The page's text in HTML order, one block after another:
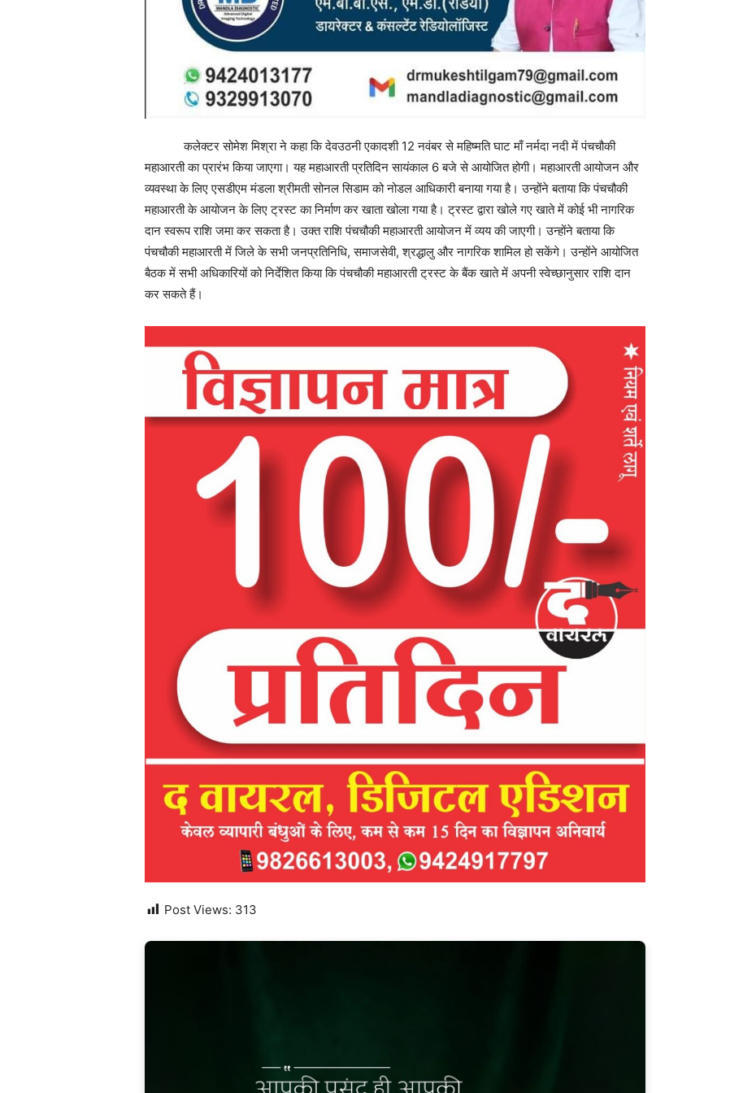
कलेक्टर सोमेश मिश्रा ने कहा कि देवउठनी एकादशी 12 नवंबर से महिष्मति घाट माँ नर्मदा नदी में पंचचौकी
महाआरती का प्रारंभ किया जाएगा। यह महाआरती प्रतिदिन सायंकाल 6 बजे से आयोजित होगी। महाआरती आयोजन और
व्यवस्था के लिए एसडीएम मंडला श्रीमती सोनल सिडाम को नोडल आधिकारी बनाया गया है। उन्होंने बताया कि पंचचौकी
महाआरती के आयोजन के लिए ट्रस्ट का निर्माण कर खाता खोला गया है। ट्रस्ट द्वारा खोले गए खाते में कोई भी नागरिक
दान स्वरूप राशि जमा कर सकता है। उक्त राशि पंचचौकी महाआरती आयोजन में व्यय की जाएगी। उन्होंने बताया कि
पंचचौकी महाआरती में जिले के सभी जनप्रतिनिधि, समाजसेवी, श्रद्धालु और नागरिक शामिल हो सकेंगे। उन्होंने आयोजित
बैठक में सभी अधिकारियों को निर्देशित किया कि पंचचौकी महाआरती ट्रस्ट के बैंक खाते में अपनी स्वेच्छानुसार राशि दान
कर सकते हैं।
Post Views: 313